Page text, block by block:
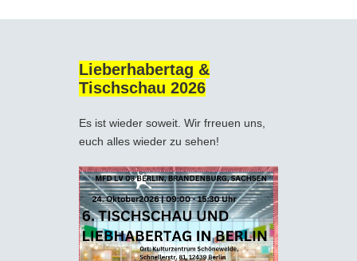
Lieberhabertag &
Tischschau 2026
Es ist wieder soweit. Wir frreuen uns,
euch alles wieder zu sehen!